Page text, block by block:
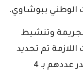
الوطني ببوشاوي.
وتنشيط
تم تحديد
مكان تواجد المشتبه فيهم والمقدر عددهم بـ 4